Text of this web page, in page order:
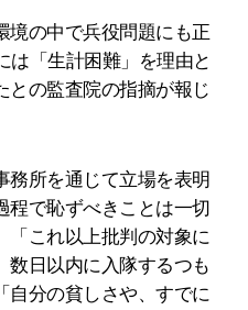
境の中で兵役問題にも正
は「生計困難」を理由と
との監査院の指摘が報じ
務所を通じて立場を表明
程で恥ずべきことは一切
「これ以上批判の対象に
数日以内に入隊するつも
自分の貧しさや、すでに